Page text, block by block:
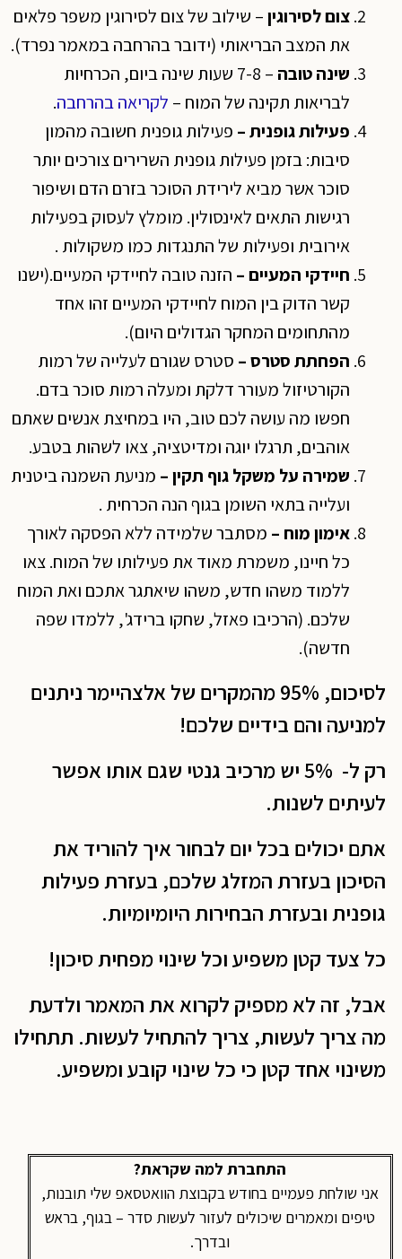
צום לסירוגין– שילוב של צום לסירוגין משפר פלאים
את המצב הבריאותי (ידובר בהרחבה במאמר נפרד).
שינה טובה
– 7-8 שעות שינה ביום, הכרחיות
לבריאות תקינה של המוח – לקריאה בהרחבה.
פעילות גופנית – פעילות גופנית חשובה מהמון
סיבות: בזמן פעילות גופנית השרירים צורכים יותר
סוכר אשר מביא לירידת הסוכר בזרם הדם ושיפור
רגישות התאים לאינסולין. מומלץ לעסוק בפעילות
אירובית ופעילות של התנגדות כמו משקולות .
חיידקי המעיים – הזנה טובה לחיידקי המעיים.(ישנו
קשר הדוק בין המוח לחיידקי המעיים זהו אחד
מהתחומים המחקר הגדולים היום).
הפחתת סטרס – סטרס שגורם לעלייה של רמות
הקורטיזול מעורר דלקת ומעלה רמות סוכר בדם.
חפשו מה עושה לכם טוב, היו במחיצת אנשים שאתם
אוהבים, תרגלו יוגה ומדיטציה, צאו לשהות בטבע.
שמירה על משקל גוף תקין – מניעת השמנה ביטנית
ועלייה בתאי השומן בגוף הנה הכרחית .
אימון מוח – מסתבר שלמידה ללא הפסקה לאורך
כל חיינו, משמרת מאוד את פעילותו של המוח. צאו
ללמוד משהו חדש, משהו שיאתגר אתכם ואת המוח
שלכם. (הרכיבו פאזל, שחקו ברידג', ללמדו שפה
חדשה).
לסיכום, 95% מהמקרים של אלצהיימר ניתנים
למניעה והם בידיים שלכם!
רק ל- 5% יש מרכיב גנטי שגם אותו אפשר
לעיתים לשנות.
אתם יכולים בכל יום לבחור איך להוריד את
הסיכון בעזרת המזלג שלכם, בעזרת פעילות
גופנית ובעזרת הבחירות היומיומיות.
כל צעד קטן משפיע וכל שינוי מפחית סיכון!
אבל, זה לא מספיק לקרוא את המאמר ולדעת
מה צריך לעשות, צריך להתחיל לעשות. תתחילו
משינוי אחד קטן כי כל שינוי קובע ומשפיע.
התחברת למה שקראת?
אני שולחת פעמיים בחודש בקבוצת הוואטסאפ שלי תובנות,
טיפים ומאמרים שיכולים לעזור לעשות סדר – בגוף, בראש
ובדרך.